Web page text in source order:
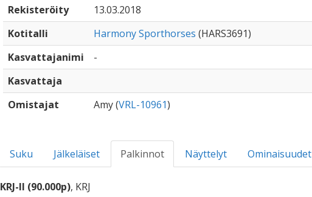
Rekisteröity
13.03.2018
Kotitalli
Harmony Sporthorses (HARS3691)
Kasvattajanimi
-
Kasvattaja
Omistajat
Amy (VRL-10961)
Suku Jälkeläiset Palkinnot Näyttelyt Ominaisuudet
KRJ-II (90.000p), KRJ